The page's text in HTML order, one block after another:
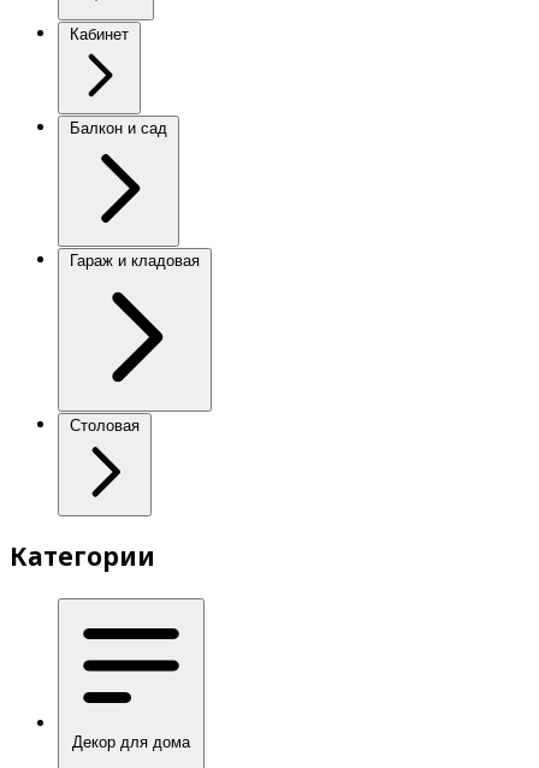
Кабинет
Балкон и сад
Гараж и кладовая
Столовая
Категории
Декор для дома